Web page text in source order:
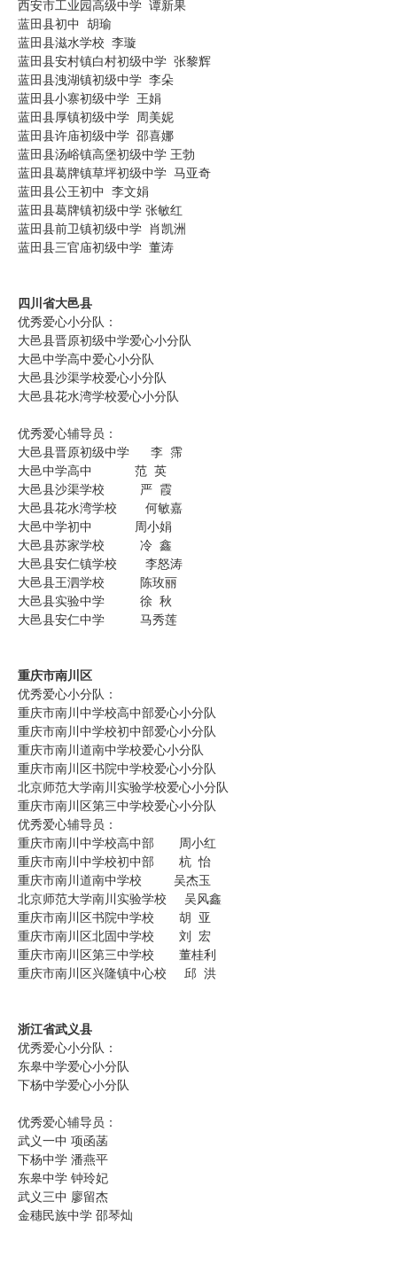
西安市工业园高级中学 谭新果
蓝田县初中 胡瑜
蓝田县滋水学校 李璇
蓝田县安村镇白村初级中学 张黎辉
蓝田县洩湖镇初级中学 李朵
蓝田县小寨初级中学 王娟
蓝田县厚镇初级中学 周美妮
蓝田县许庙初级中学 邵喜娜
蓝田县汤峪镇高堡初级中学 王勃
蓝田县葛牌镇草坪初级中学 马亚奇
蓝田县公王初中 李文娟
蓝田县葛牌镇初级中学 张敏红
蓝田县前卫镇初级中学 肖凯洲
蓝田县三官庙初级中学 董涛
四川省大邑县
优秀爱心小分队：
大邑县晋原初级中学爱心小分队
大邑中学高中爱心小分队
大邑县沙渠学校爱心小分队
大邑县花水湾学校爱心小分队
优秀爱心辅导员：
大邑县晋原初级中学 李 霈
大邑中学高中 范 英
大邑县沙渠学校 严 霞
大邑县花水湾学校 何敏嘉
大邑中学初中 周小娟
大邑县苏家学校 冷 鑫
大邑县安仁镇学校 李怒涛
大邑县王泗学校 陈玫丽
大邑县实验中学 徐 秋
大邑县安仁中学 马秀莲
重庆市南川区
优秀爱心小分队：
重庆市南川中学校高中部爱心小分队
重庆市南川中学校初中部爱心小分队
重庆市南川道南中学校爱心小分队
重庆市南川区书院中学校爱心小分队
北京师范大学南川实验学校爱心小分队
重庆市南川区第三中学校爱心小分队
优秀爱心辅导员：
重庆市南川中学校高中部 周小红
重庆市南川中学校初中部 杭 怡
重庆市南川道南中学校 吴杰玉
北京师范大学南川实验学校 吴风鑫
重庆市南川区书院中学校 胡 亚
重庆市南川区北固中学校 刘 宏
重庆市南川区第三中学校 董桂利
重庆市南川区兴隆镇中心校 邱 洪
浙江省武义县
优秀爱心小分队：
东皋中学爱心小分队
下杨中学爱心小分队
优秀爱心辅导员：
武义一中 项函菡
下杨中学 潘燕平
东皋中学 钟玲妃
武义三中 廖留杰
金穗民族中学 邵琴灿